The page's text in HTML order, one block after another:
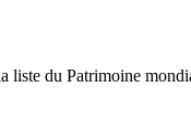
liste du Patrimoine